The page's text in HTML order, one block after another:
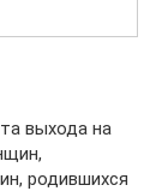
выхода на
родившихся